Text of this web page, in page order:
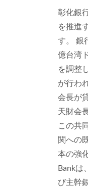
彰化銀
を推進
す。 銀
億台湾
を調整
が行わ
会長が
天財会
この共
関への
本の強
Bankは
び主幹